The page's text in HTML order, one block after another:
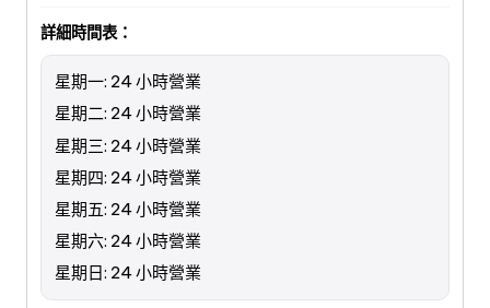
詳細時間表：
星期一: 24 小時營業
星期二: 24 小時營業
星期三: 24 小時營業
星期四: 24 小時營業
星期五: 24 小時營業
星期六: 24 小時營業
星期日: 24 小時營業